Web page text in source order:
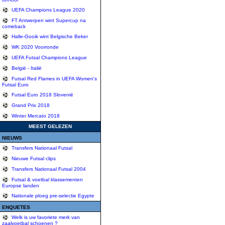
UEFA Champions League 2020
FT Antwerpen wint Supercup na
comeback
Halle-Gooik wint Belgische Beker
WK 2020 Voorronde
UEFA Futsal Champions League
België - Italië
Futsal Red Flames in UEFA Women's
Futsal Euro
Futsal Euro 2018 Slovenië
Grand Prix 2018
Winter Mercato 2018
MEEST GELEZEN
NIEUWS
Transfers Nationaal Futsal
Nieuwe Futsal clips
Transfers Nationaal Futsal 2004
Futsal & voetbal klassementen
Europse landen
Nationale ploeg pre-selectie Egypte
ENQUETES
Welk is uw favoriete merk van
zaalvoetbal schoenen ?